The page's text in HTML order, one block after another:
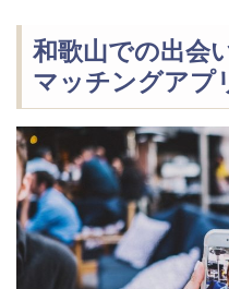
和歌山での出会
マッチングアプ